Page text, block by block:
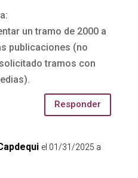
un tramo de 2000 a
publicaciones (no
tramos con
Responder
el 01/31/2025 a